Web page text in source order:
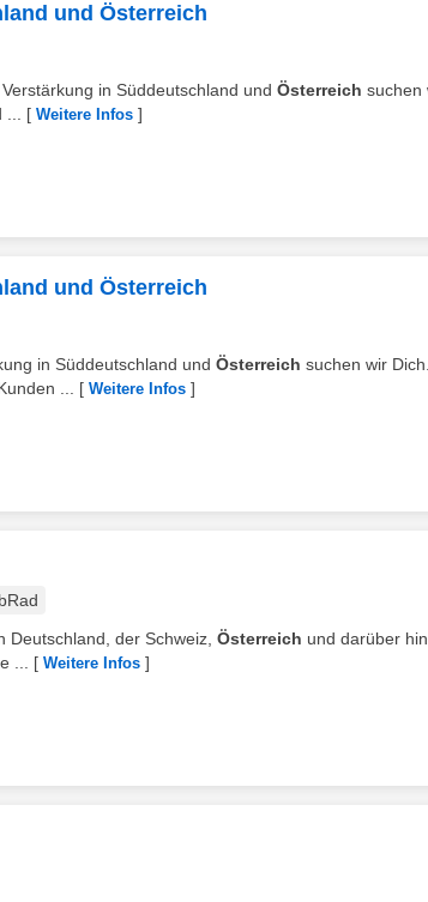
und Österreich
in Süddeutschland und Österreich suchen
[ Weitere Infos ]
und Österreich
in Süddeutschland und Österreich suchen wir
...
[ Weitere Infos ]
Deutschland, der Schweiz, Österreich und darüber
...
[ Weitere Infos ]